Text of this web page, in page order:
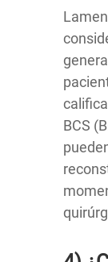
BCS